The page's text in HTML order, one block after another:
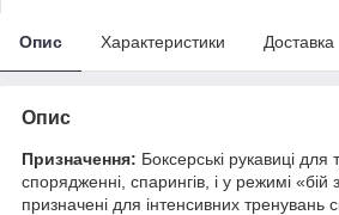
Опис Характеристики Доставка
Опис
Призначення: Боксерські рукавиці
спорядженні, спарингів, і у режимі «бій
призначені для інтенсивних тренувань